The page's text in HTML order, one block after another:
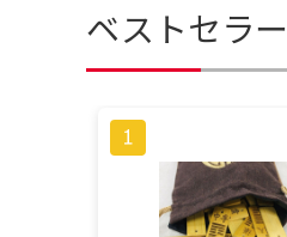
ベストセラ